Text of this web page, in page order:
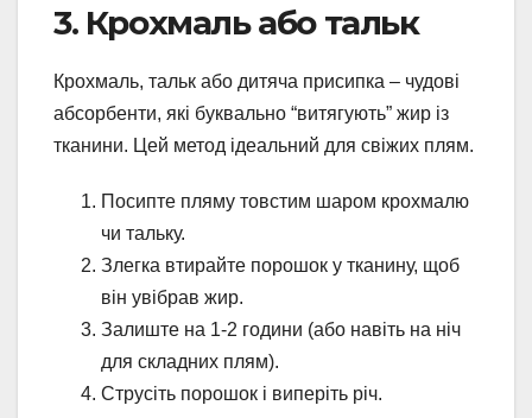
3. Крохмаль або тальк
Крохмаль, тальк або дитяча присипка – чудові
абсорбенти, які буквально “витягують” жир із
тканини. Цей метод ідеальний для свіжих плям.
Посипте пляму товстим шаром крохмалю
чи тальку.
Злегка втирайте порошок у тканину, щоб
він увібрав жир.
Залиште на 1-2 години (або навіть на ніч
для складних плям).
Струсіть порошок і виперіть річ.